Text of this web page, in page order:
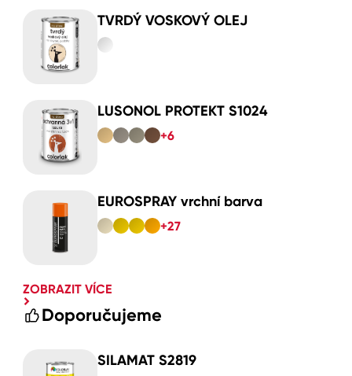
TVRDÝ VOSKOVÝ OLEJ
LUSONOL PROTEKT S1024
+6
EUROSPRAY vrchní barva
+27
ZOBRAZIT VÍCE
Doporučujeme
SILAMAT S2819